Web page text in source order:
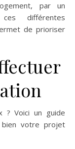
par un
différentes
de prioriser
? Voici un guide
votre projet